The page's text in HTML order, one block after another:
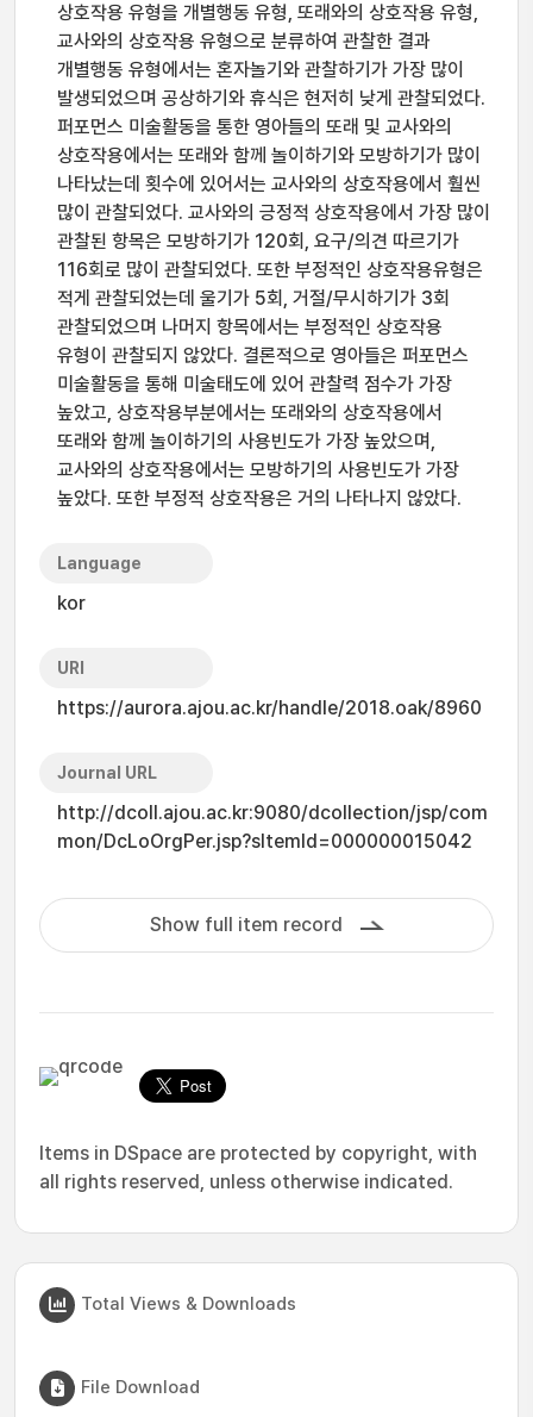
상호작용 유형을 개별행동 유형, 또래와의 상호작용 유형,
교사와의 상호작용 유형으로 분류하여 관찰한 결과
개별행동 유형에서는 혼자놀기와 관찰하기가 가장 많이
발생되었으며 공상하기와 휴식은 현저히 낮게 관찰되었다.
퍼포먼스 미술활동을 통한 영아들의 또래 및 교사와의
상호작용에서는 또래와 함께 놀이하기와 모방하기가 많이
나타났는데 횟수에 있어서는 교사와의 상호작용에서 훨씬
많이 관찰되었다. 교사와의 긍정적 상호작용에서 가장 많이
관찰된 항목은 모방하기가 120회, 요구/의견 따르기가
116회로 많이 관찰되었다. 또한 부정적인 상호작용유형은
적게 관찰되었는데 울기가 5회, 거절/무시하기가 3회
관찰되었으며 나머지 항목에서는 부정적인 상호작용
유형이 관찰되지 않았다. 결론적으로 영아들은 퍼포먼스
미술활동을 통해 미술태도에 있어 관찰력 점수가 가장
높았고, 상호작용부분에서는 또래와의 상호작용에서
또래와 함께 놀이하기의 사용빈도가 가장 높았으며,
교사와의 상호작용에서는 모방하기의 사용빈도가 가장
높았다. 또한 부정적 상호작용은 거의 나타나지 않았다.
Language
kor
URI
https://aurora.ajou.ac.kr/handle/2018.oak/8960
Journal URL
http://dcoll.ajou.ac.kr:9080/dcollection/jsp/com
mon/DcLoOrgPer.jsp?sItemId=000000015042
Show full item record
Items in DSpace are protected by copyright, with
all rights reserved, unless otherwise indicated.
Total Views & Downloads
File Download